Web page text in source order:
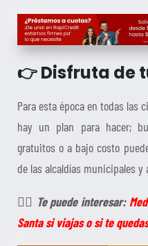
👉 Disfruta de
Para esta época en todas las
hay un plan para hacer;
gratuitos o a bajo costo
de las alcaldías municipales
👉🏻 Te puede interesar:
Santa si viajas o si te